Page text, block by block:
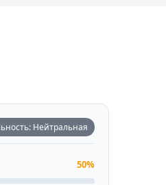
Нейтральная
50%